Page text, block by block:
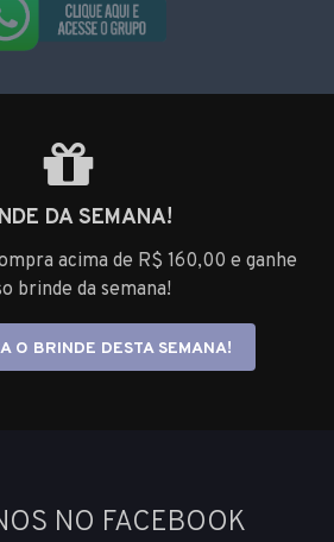
DA SEMANA!
acima de R$ 160,00 e ganhe
brinde da semana!
O BRINDE DESTA SEMANA!
NO FACEBOOK